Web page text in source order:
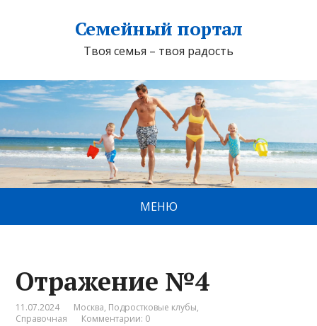
Семейный портал
Твоя семья – твоя радость
МЕНЮ
Отражение №4
11.07.2024 Москва, Подростковые клубы,
Справочная
Комментарии: 0